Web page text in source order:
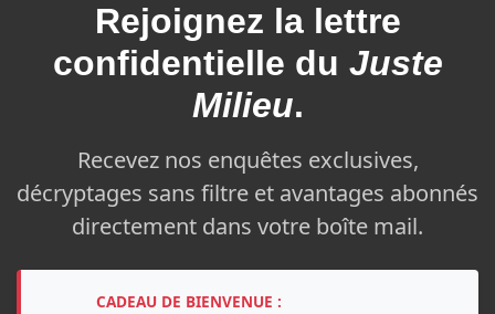
Rejoignez la lettre
confidentielle du Juste
Milieu.
Recevez nos enquêtes exclusives,
décryptages sans filtre et avantages abonnés
directement dans votre boîte mail.
CADEAU DE BIENVENUE :